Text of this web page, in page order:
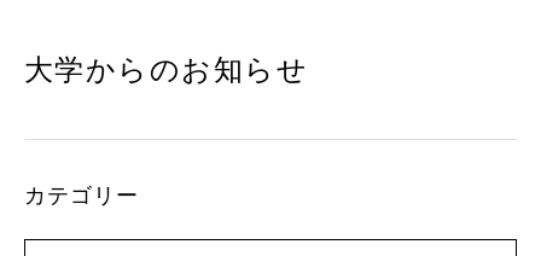
大学からのお知らせ
カテゴリー